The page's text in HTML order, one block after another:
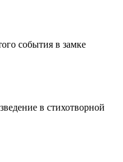
события в замке
в стихотворной